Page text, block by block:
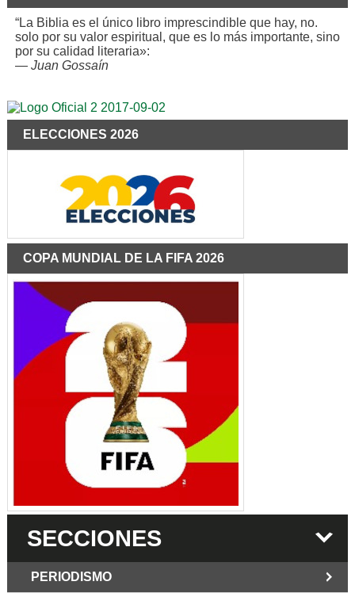
“La Biblia es el único libro imprescindible que hay, no.
solo por su valor espiritual, que es lo más importante, sino
por su calidad literaria»:
— Juan Gossaín
ELECCIONES 2026
COPA MUNDIAL DE LA FIFA 2026
SECCIONES
PERIODISMO